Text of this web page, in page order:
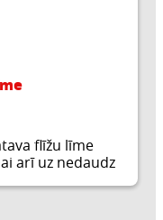
flīžu līme
arī uz nedaudz
lietošanai